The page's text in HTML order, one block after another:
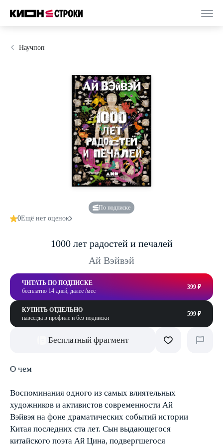
Научпоп
По подписке
0Ещё нет оценок
1000 лет радостей и печалей
Ай Вэйвэй
ЧИТАТЬ ПО ПОДПИСКЕ
бесплатно 14 дней, далее /мес
399 ₽
КУПИТЬ ОТДЕЛЬНО
навсегда в профиле и без подписки
599 ₽
Бесплатный фрагмент
О чем
Воспоминания одного из самых влиятельных
художников и активистов современности Ай
Вэйвэя на фоне драматических событий истории
Китая последних ста лет. Сын выдающегося
китайского поэта Ай Цина, подвергшегося